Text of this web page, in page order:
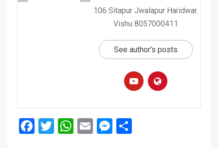
106 Sitapur Jwalapur Haridwar.
Vishu 8057000411
See author's posts
Facebook
Twitter
WhatsApp
EmailMessenger